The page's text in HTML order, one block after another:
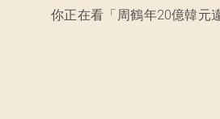
你正在看「